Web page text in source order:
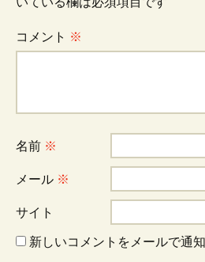
ゲ
シ
ョ
ン
コメント ※
名前 ※
メール ※
サイト
新しいコメントをメールで通知